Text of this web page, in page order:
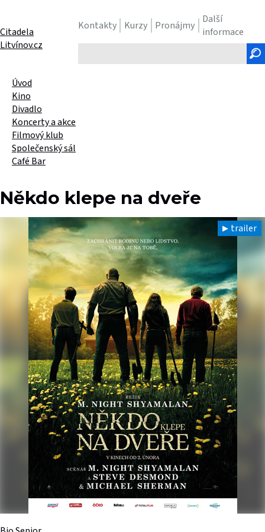
Kontakty Kurzy Pronájmy
Další
informace
text
Citadela
Litvínov.cz
Úvod
Kino
Divadlo
Koncerty a akce
Filmový klub
Společenský sál
Café Bar
Někdo klepe na dveře
trailer